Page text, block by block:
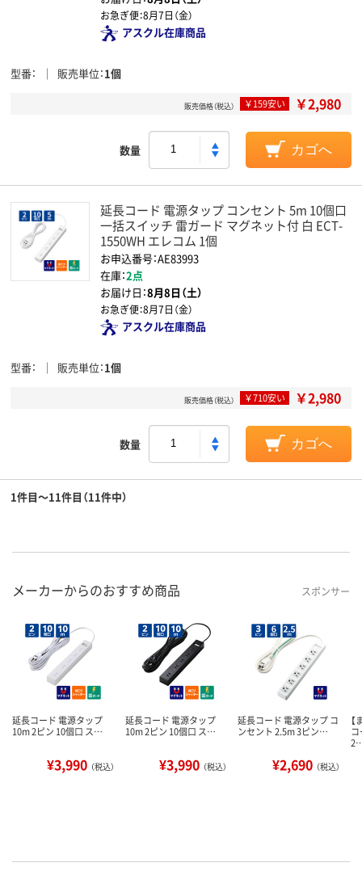
お急ぎ便：8月7日（金）
アスクル在庫商品
型番 販売単位 1個
販売価格（税込） ￥159安い ￥2,980
数量 カゴへ
延長コード 電源タップ コンセント 5m 10個口
一括スイッチ 雷ガード マグネット付 白 ECT-
1550WH エレコム 1個
お申込番号：AE83993
在庫：2点
お届け日：8月8日（土）
お急ぎ便：8月7日（金）
アスクル在庫商品
型番 販売単位 1個
販売価格（税込） ￥710安い ￥2,980
数量 カゴへ
1件目～11件目（11件中）
メーカーからのおすすめ商品 スポンサー
延長コード 電源タップ
10m 2ピン 10個口 ス…
¥3,990 （税込）
延長コード 電源タップ
10m 2ピン 10個口 ス…
¥3,990 （税込）
延長コード 電源タップ コ
ンセント 2.5m 3ピン…
¥2,690 （税込）